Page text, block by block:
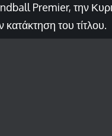
Premier, την
του τίτλου.